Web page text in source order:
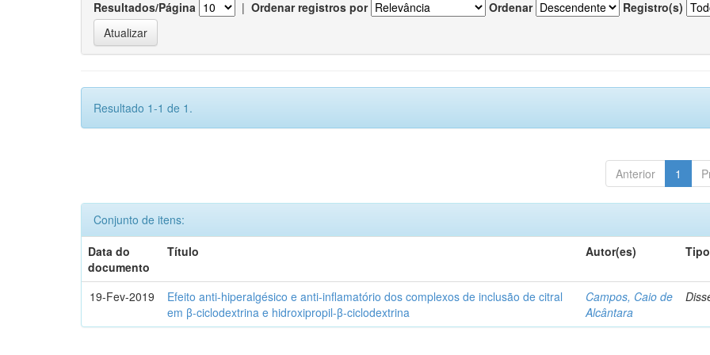
Resultados/Página | Ordenar registros por Ordenar Registro(s)
Resultado 1-1 de 1.
Anterior 1
Conjunto de itens:
Data do
documento
Título Autor(es) Tipo
19-Fev-2019
Efeito anti-hiperalgésico e anti-inflamatório dos complexos de inclusão de citral
em β-ciclodextrina e hidroxipropil-β-ciclodextrina
Campos, Caio de
Alcântara